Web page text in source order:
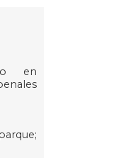
en